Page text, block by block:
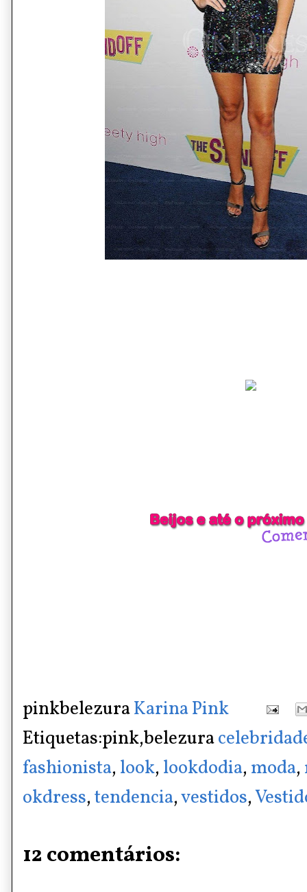
pinkbelezuraKarina Pink
Etiquetas:pink,belezura
fashionista, look, lookdodia, moda,
okdress,tendencia,vestidos,
12 comentários: